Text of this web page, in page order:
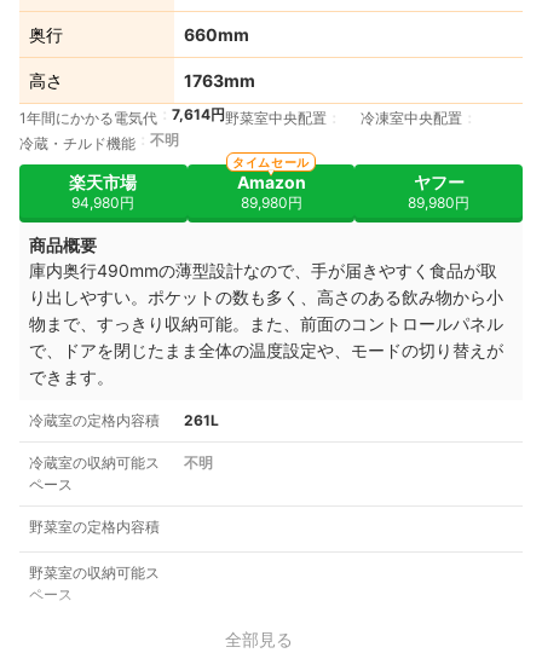
奥行 660mm
高さ 1763mm
1年間にかかる電気代 7,614円野菜室中央配置
冷凍室中央配置
冷蔵・チルド機能
不明
楽天市場
94,980円
Amazon
89,980円
タイムセール
ヤフー
89,980円
商品概要
庫内奥行490mmの薄型設計なので、手が届きやすく食品が取
り出しやすい。ポケットの数も多く、高さのある飲み物から小
物まで、すっきり収納可能。また、前面のコントロールパネル
で、ドアを閉じたまま全体の温度設定や、モードの切り替えが
できます。
冷蔵室の定格内容積 261L
冷蔵室の収納可能ス
ペース
不明
野菜室の定格内容積
野菜室の収納可能ス
ペース
全部見る